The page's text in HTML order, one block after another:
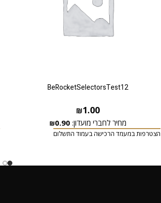
BeRocketSelectorsTest12
₪1.00
מחיר לחברי מועדון: ₪0.90
הצטרפות במעמד הרכישה בעמוד התשלום